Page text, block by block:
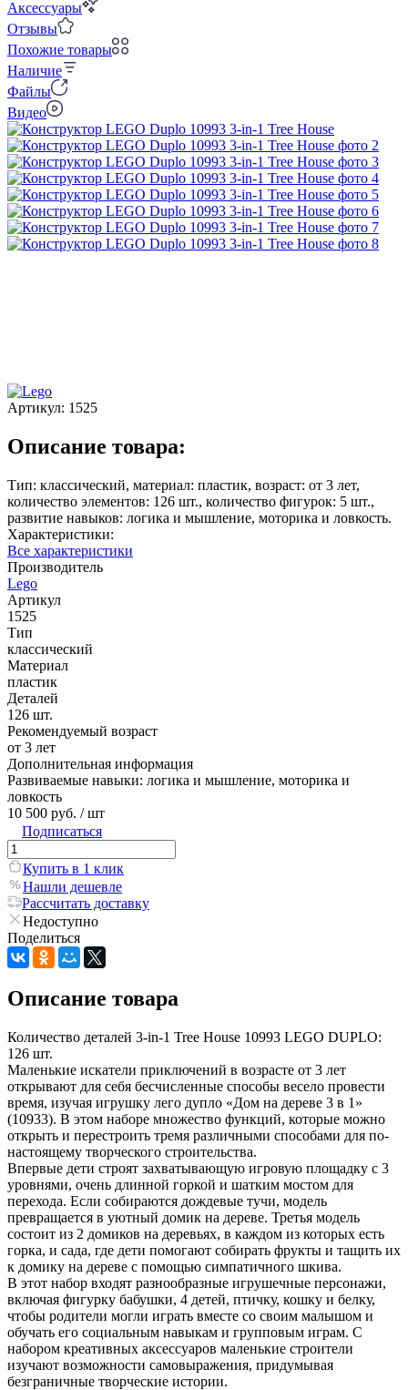
Аксессуары
Отзывы
Похожие товары
Наличие
Файлы
Видео
Артикул: 1525
Описание товара:
Тип: классический, материал: пластик, возраст: от 3 лет,
количество элементов: 126 шт., количество фигурок: 5 шт.,
развитие навыков: логика и мышление, моторика и ловкость.
Характеристики:
Все характеристики
Производитель
Lego
Артикул
1525
Тип
классический
Материал
пластик
Деталей
126 шт.
Рекомендуемый возраст
от 3 лет
Дополнительная информация
Развиваемые навыки: логика и мышление, моторика и
ловкость
10 500 руб. / шт
Подписаться
Купить в 1 клик
Нашли дешевле
Рассчитать доставку
Недоступно
Поделиться
Описание товара
Количество деталей 3-in-1 Tree House 10993 LEGO DUPLO:
126 шт.
Маленькие искатели приключений в возрасте от 3 лет
открывают для себя бесчисленные способы весело провести
время, изучая игрушку лего дупло «Дом на дереве 3 в 1»
(10933). В этом наборе множество функций, которые можно
открыть и перестроить тремя различными способами для по-
настоящему творческого строительства.
Впервые дети строят захватывающую игровую площадку с 3
уровнями, очень длинной горкой и шатким мостом для
перехода. Если собираются дождевые тучи, модель
превращается в уютный домик на дереве. Третья модель
состоит из 2 домиков на деревьях, в каждом из которых есть
горка, и сада, где дети помогают собирать фрукты и тащить их
к домику на дереве с помощью симпатичного шкива.
В этот набор входят разнообразные игрушечные персонажи,
включая фигурку бабушки, 4 детей, птичку, кошку и белку,
чтобы родители могли играть вместе со своим малышом и
обучать его социальным навыкам и групповым играм. С
набором креативных аксессуаров маленькие строители
изучают возможности самовыражения, придумывая
безграничные творческие истории.